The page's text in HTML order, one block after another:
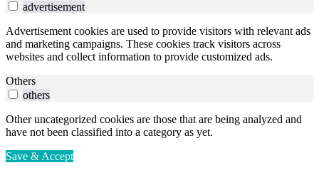
advertisement
Advertisement cookies are used to provide visitors with relevant ads
and marketing campaigns. These cookies track visitors across
websites and collect information to provide customized ads.
Others
others
Other uncategorized cookies are those that are being analyzed and
have not been classified into a category as yet.
Save & Accept